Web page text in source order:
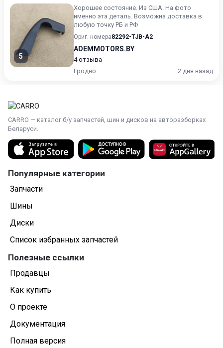
5
Хорошее состояние. Из США. На фото
именно эта деталь. Возможна доставка в
любую точку РБ и РФ
Ориг. номера82292-TJB-A2
ADEMMOTORS.BY
4 отзыва
Гродно
2 дня назад
CARRO — каталог б/у запчастей, шин и дисков на авторазборках
Беларуси.
Популярные категории
Запчасти
Шины
Диски
Список избранных запчастей
Полезные ссылки
Продавцы
Как купить
О проекте
Документация
Полная версия